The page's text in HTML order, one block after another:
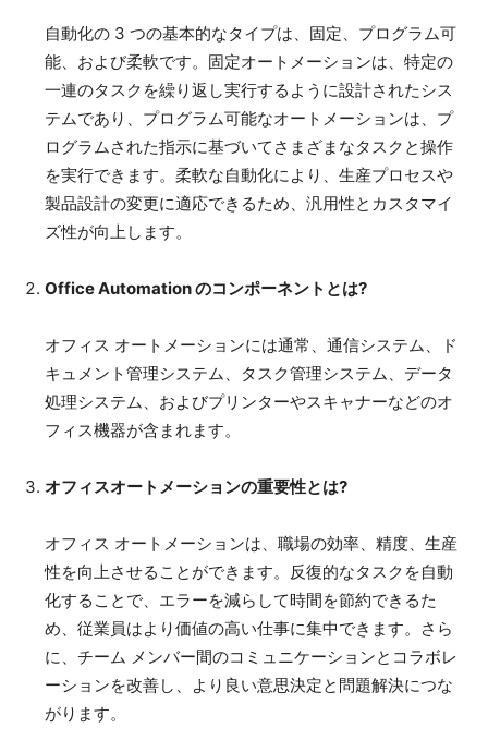
自動化の 3 つの基本的なタイプは、固定、プログラム可
能、および柔軟です。固定オートメーションは、特定の
一連のタスクを繰り返し実行するように設計されたシス
テムであり、プログラム可能なオートメーションは、プ
ログラムされた指示に基づいてさまざまなタスクと操作
を実行できます。柔軟な自動化により、生産プロセスや
製品設計の変更に適応できるため、汎用性とカスタマイ
ズ性が向上します。
Office Automation のコンポーネントとは?
オフィス オートメーションには通常、通信システム、ド
キュメント管理システム、タスク管理システム、データ
処理システム、およびプリンターやスキャナーなどのオ
フィス機器が含まれます。
オフィスオートメーションの重要性とは?
オフィス オートメーションは、職場の効率、精度、生産
性を向上させることができます。反復的なタスクを自動
化することで、エラーを減らして時間を節約できるた
め、従業員はより価値の高い仕事に集中できます。さら
に、チーム メンバー間のコミュニケーションとコラボレ
ーションを改善し、より良い意思決定と問題解決につな
がります。